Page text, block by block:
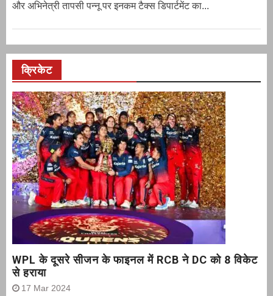
और अभिनेत्री तापसी पन्नू पर इनकम टैक्स डिपार्टमेंट का...
क्रिकेट
WPL के दूसरे सीजन के फाइनल में RCB ने DC को 8 विकेट
से हराया
17 Mar 2024